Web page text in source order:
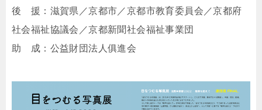
後 援：滋賀県／京都市／京都市教育委員会／京都府
社会福祉協議会／京都新聞社会福祉事業団
助 成：公益財団法人俱進会